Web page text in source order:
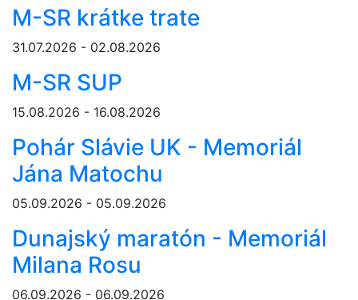
M-SR krátke trate
31.07.2026 - 02.08.2026
M-SR SUP
15.08.2026 - 16.08.2026
Pohár Slávie UK - Memoriál
Jána Matochu
05.09.2026 - 05.09.2026
Dunajský maratón - Memoriál
Milana Rosu
06.09.2026 - 06.09.2026